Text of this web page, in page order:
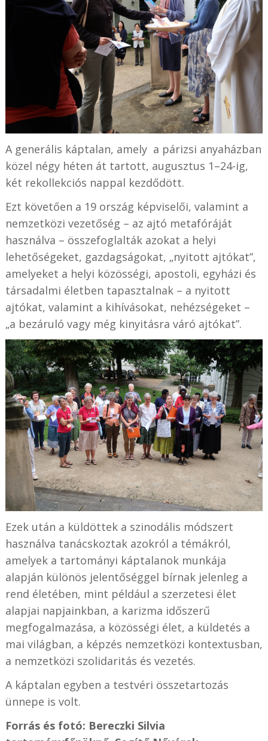
A generális káptalan, amely a párizsi anyaházban
közel négy héten át tartott, augusztus 1–24-ig,
két rekollekciós nappal kezdődött.
Ezt követően a 19 ország képviselői, valamint a
nemzetközi vezetőség – az ajtó metafóráját
használva – összefoglalták azokat a helyi
lehetőségeket, gazdagságokat, „nyitott ajtókat”,
amelyeket a helyi közösségi, apostoli, egyházi és
társadalmi életben tapasztalnak – a nyitott
ajtókat, valamint a kihívásokat, nehézségeket –
„a bezáruló vagy még kinyitásra váró ajtókat”.
Ezek után a küldöttek a szinodális módszert
használva tanácskoztak azokról a témákról,
amelyek a tartományi káptalanok munkája
alapján különös jelentőséggel bírnak jelenleg a
rend életében, mint például a szerzetesi élet
alapjai napjainkban, a karizma időszerű
megfogalmazása, a közösségi élet, a küldetés a
mai világban, a képzés nemzetközi kontextusban,
a nemzetközi szolidaritás és vezetés.
A káptalan egyben a testvéri összetartozás
ünnepe is volt.
Forrás és fotó: Bereczki Silvia